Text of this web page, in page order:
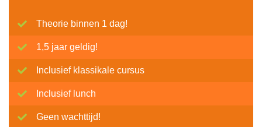
Theorie binnen 1 dag!
1,5 jaar geldig!
Inclusief klassikale cursus
Inclusief lunch
Geen wachttijd!